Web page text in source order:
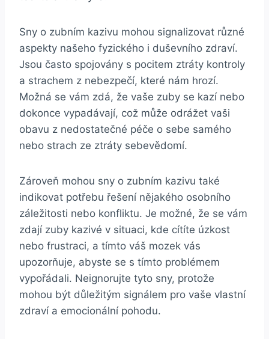
Sny o zubním ‍kazivu mohou signalizovat různé
aspekty našeho fyzického i duševního zdraví.
Jsou ⁤často spojovány ‌s pocitem ztráty kontroly
a strachem z nebezpečí, které nám hrozí.
Možná se vám ​zdá, že vaše zuby se ⁤kazí nebo
dokonce vypadávají,⁢ což může ⁢odrážet vaši
⁤obavu z nedostatečné péče o sebe samého
nebo ​strach ze⁢ ztráty sebevědomí.
Zároveň mohou sny o zubním​ kazivu‍ také
indikovat ‌potřebu řešení nějakého osobního
záležitosti‍ nebo konfliktu. ‌Je⁣ možné, že se ⁣vám
zdají zuby kazivé v‌ situaci, kde cítíte ​úzkost
nebo ​frustraci,‌ a tímto váš mozek vás
upozorňuje, abyste se s tímto‍ problémem
vypořádali. Neignorujte tyto sny, protože
mohou být důležitým signálem pro vaše ⁣vlastní
zdraví a emocionální​ pohodu.